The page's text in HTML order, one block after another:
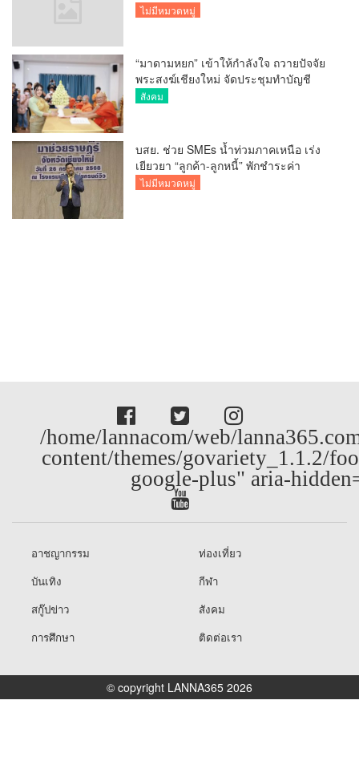
ไม่มีหมวดหมู่
“มาดามหยก” เข้าให้กำลังใจ ถวายปัจจัย
พระสงฆ์เชียงใหม่ จัดประชุมทำบัญชี
รายรับรายจ่ายของวัด กว่า 300 รูป ที่วัด
สังคม
บสย. ช่วย SMEs น้ำท่วมภาคเหนือ เร่ง
เยียวยา “ลูกค้า-ลูกหนี้” พักชำระค่า
ธรรมเนียม-ค่างวด
ไม่มีหมวดหมู่
/home/lannacom/web/
content/themes/govariety_1.1.2/
google-plus" aria-
อาชญากรรม
ท่องเที่ยว
บันเทิง
กีฬา
สกู๊ปข่าว
สังคม
การศึกษา
ติดต่อเรา
© copyright LANNA365 2026